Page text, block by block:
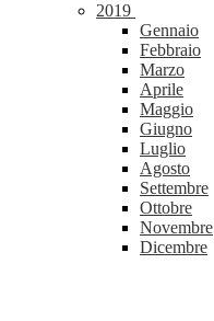
2019
Gennaio
Febbraio
Marzo
Aprile
Maggio
Giugno
Luglio
Agosto
Settembre
Ottobre
Novembre
Dicembre